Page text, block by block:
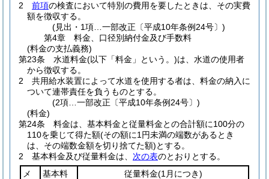
2
前項の検査において特別の費用を要したときは、その実費
額を徴収する。
(見出・1項…一部改正〔平成10年条例24号〕)
第4章
料金、口径別納付金及び手数料
(料金の支払義務)
第23条
水道料金(以下「料金」という。)は、水道の使用者
から徴収する。
2
共用給水装置によって水道を使用する者は、料金の納入に
ついて連帯責任を負うものとする。
(2項…一部改正〔平成10年条例24号〕)
(料金)
第24条
料金は、基本料金と従量料金との合計額に100分の
110を乗じて得た額(その額に1円未満の端数があるとき
は、その端数金額を切り捨てた額)とする。
2
基本料金及び従量料金は、 次の表のとおりとする。
メ
基本料
従量料金(1月につき)